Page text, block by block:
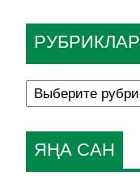
РУБРИКЛАР
ЯҢА САН